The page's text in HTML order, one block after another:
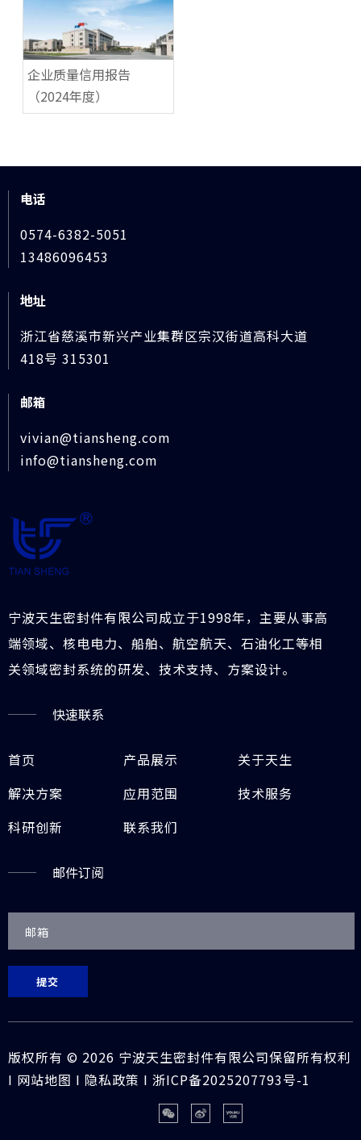
企业质量信用报告
（2024年度）
电话
0574-6382-5051
13486096453
地址
浙江省慈溪市新兴产业集群区宗汉街道高科大道
418号 315301
邮箱
vivian@tiansheng.com
info@tiansheng.com
宁波天生密封件有限公司成立于1998年，主要从事高
端领域、核电电力、船舶、航空航天、石油化工等相
关领域密封系统的研发、技术支持、方案设计。
快速联系
首页 产品展示
关于天生
解决方案
应用范围
技术服务
科研创新
联系我们
邮件订阅
提交
版权所有 © 2026 宁波天生密封件有限公司保留所有权利
I 网站地图 I 隐私政策 I 浙ICP备2025207793号-1